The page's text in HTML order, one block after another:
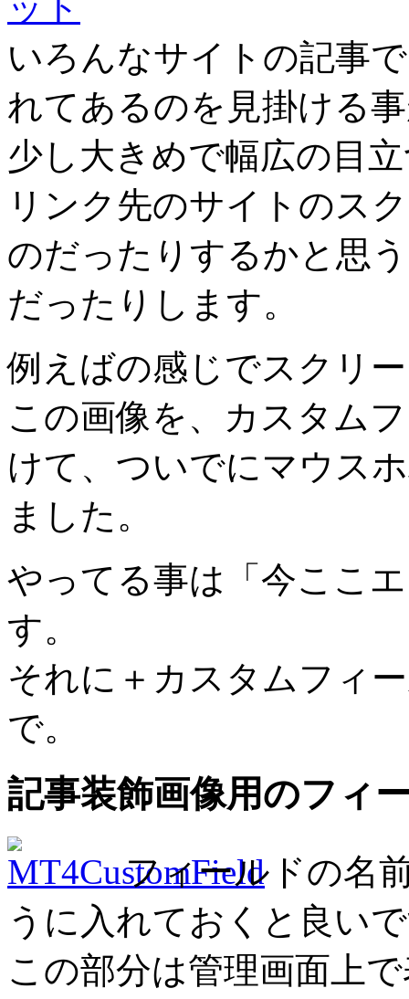
いろんなサイトの記事
れてあるのを見掛ける
少し大きめで幅広の目
リンク先のサイトのス
のだったりするかと思
だったりします。
例えばの感じでスクリ
この画像を、カスタム
けて、ついでにマウス
ました。
やってる事は「今ここ
す。
それに＋カスタムフィ
で。
記事装飾画像用のフィ
フィールドの名
うに入れておくと良い
この部分は管理画面上